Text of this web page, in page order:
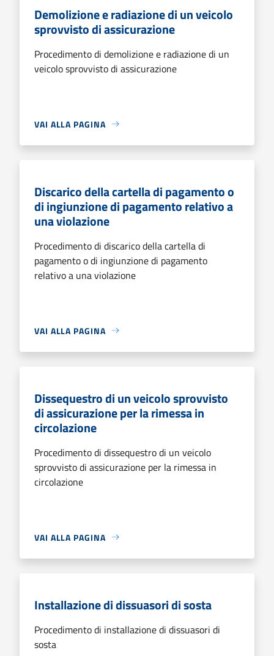
Demolizione e radiazione di un veicolo
sprovvisto di assicurazione
Procedimento di demolizione e radiazione di un
veicolo sprovvisto di assicurazione
VAI ALLA PAGINA
Discarico della cartella di pagamento o
di ingiunzione di pagamento relativo a
una violazione
Procedimento di discarico della cartella di
pagamento o di ingiunzione di pagamento
relativo a una violazione
VAI ALLA PAGINA
Dissequestro di un veicolo sprovvisto
di assicurazione per la rimessa in
circolazione
Procedimento di dissequestro di un veicolo
sprovvisto di assicurazione per la rimessa in
circolazione
VAI ALLA PAGINA
Installazione di dissuasori di sosta
Procedimento di installazione di dissuasori di
sosta